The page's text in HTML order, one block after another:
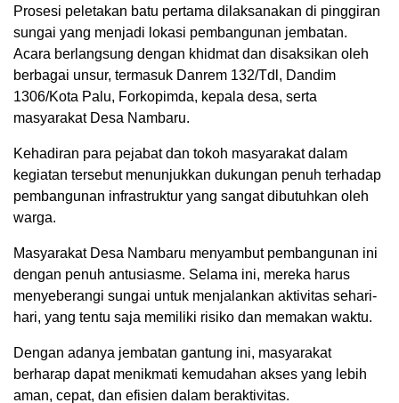
Prosesi peletakan batu pertama dilaksanakan di pinggiran
sungai yang menjadi lokasi pembangunan jembatan.
Acara berlangsung dengan khidmat dan disaksikan oleh
berbagai unsur, termasuk Danrem 132/Tdl, Dandim
1306/Kota Palu, Forkopimda, kepala desa, serta
masyarakat Desa Nambaru.
Kehadiran para pejabat dan tokoh masyarakat dalam
kegiatan tersebut menunjukkan dukungan penuh terhadap
pembangunan infrastruktur yang sangat dibutuhkan oleh
warga.
Masyarakat Desa Nambaru menyambut pembangunan ini
dengan penuh antusiasme. Selama ini, mereka harus
menyeberangi sungai untuk menjalankan aktivitas sehari-
hari, yang tentu saja memiliki risiko dan memakan waktu.
Dengan adanya jembatan gantung ini, masyarakat
berharap dapat menikmati kemudahan akses yang lebih
aman, cepat, dan efisien dalam beraktivitas.